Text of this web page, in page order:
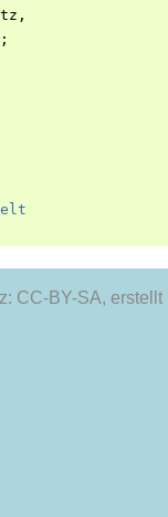
,
;
CC-BY-SA,